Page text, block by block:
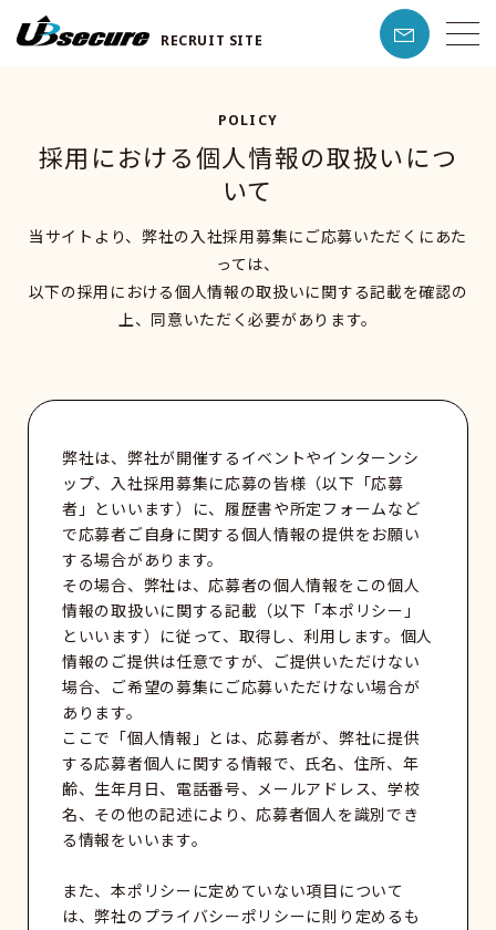
RECRUIT SITE
POLICY
採用における個人情報の取扱いにつ
いて
当サイトより、弊社の入社採用募集にご応募いただくにあた
っては、
以下の採用における個人情報の取扱いに関する記載を確認の
上、同意いただく必要があります。
弊社は、弊社が開催するイベントやインターンシ
ップ、入社採用募集に応募の皆様（以下「応募
者」といいます）に、履歴書や所定フォームなど
で応募者ご自身に関する個人情報の提供をお願い
する場合があります。
その場合、弊社は、応募者の個人情報をこの個人
情報の取扱いに関する記載（以下「本ポリシー」
といいます）に従って、取得し、利用します。個人
情報のご提供は任意ですが、ご提供いただけない
場合、ご希望の募集にご応募いただけない場合が
あります。
ここで「個人情報」とは、応募者が、弊社に提供
する応募者個人に関する情報で、氏名、住所、年
齢、生年月日、電話番号、メールアドレス、学校
名、その他の記述により、応募者個人を識別でき
る情報をいいます。
また、本ポリシーに定めていない項目について
は、弊社のプライバシーポリシーに則り定めるも